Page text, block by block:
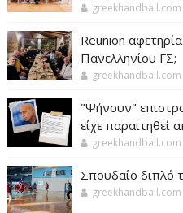
greekhandball.com
Reunion
Πανελληνίου ΓΣ;
greekhandball.com
"Ψήνουν"
είχε παραιτηθεί
greekhandball.com
Σπουδαίο διπλό
greekhandball.com